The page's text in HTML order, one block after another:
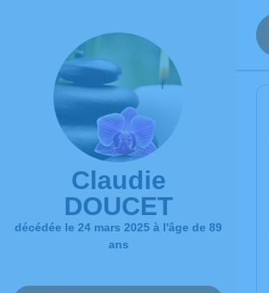
Claudie
DOUCET
décédée le 24 mars 2025 à l'âge de 89
ans